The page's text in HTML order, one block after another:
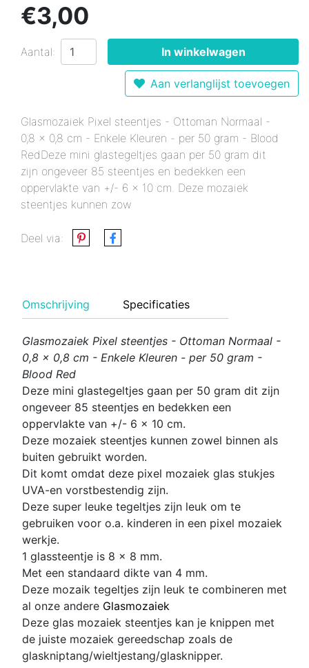
€3,00
Aantal: In winkelwagen
Aan verlanglijst toevoegen
Glasmozaiek Pixel steentjes - Ottoman Normaal -
0,8 x 0,8 cm - Enkele Kleuren - per 50 gram - Blood
RedDeze mini glastegeltjes gaan per 50 gram dit
zijn ongeveer 85 steentjes en bedekken een
oppervlakte van +/- 6 x 10 cm. Deze mozaiek
steentjes kunnen zow
Deel via:
Omschrijving Specificaties
Glasmozaiek Pixel steentjes - Ottoman Normaal -
0,8 x 0,8 cm - Enkele Kleuren - per 50 gram -
Blood Red
Deze mini glastegeltjes gaan per 50 gram dit zijn
ongeveer 85 steentjes en bedekken een
oppervlakte van +/- 6 x 10 cm.
Deze mozaiek steentjes kunnen zowel binnen als
buiten gebruikt worden.
Dit komt omdat deze pixel mozaiek glas stukjes
UVA-en vorstbestendig zijn.
Deze super leuke tegeltjes zijn leuk om te
gebruiken voor o.a. kinderen in een pixel mozaiek
werkje.
1 glassteentje is 8 x 8 mm.
Met een standaard dikte van 4 mm.
Deze mozaik tegeltjes zijn leuk te combineren met
al onze andere Glasmozaiek
Deze glas mozaiek steentjes kan je knippen met
de juiste mozaiek gereedschap zoals de
glaskniptang/wieltjestang/glasknipper.